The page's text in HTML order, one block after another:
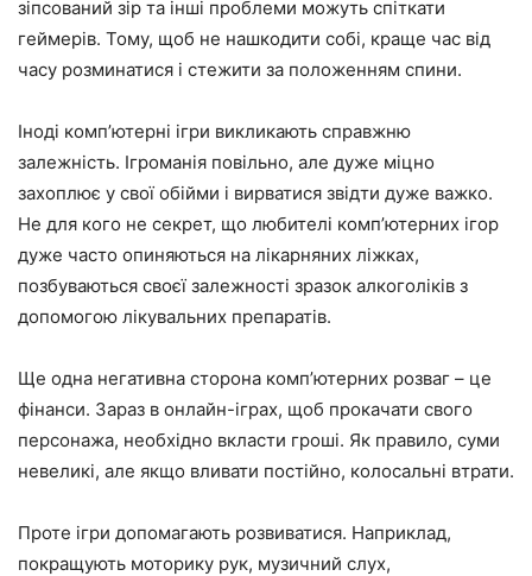
зіпсований зір та інші проблеми можуть спіткати
геймерів. Тому, щоб не нашкодити собі, краще час від
часу розминатися і стежити за положенням спини.
Іноді комп’ютерні ігри викликають справжню
залежність. Ігроманія повільно, але дуже міцно
захоплює у свої обійми і вирватися звідти дуже важко.
Не для кого не секрет, що любителі комп’ютерних ігор
дуже часто опиняються на лікарняних ліжках,
позбуваються своєї залежності зразок алкоголіків з
допомогою лікувальних препаратів.
Ще одна негативна сторона комп’ютерних розваг – це
фінанси. Зараз в онлайн-іграх, щоб прокачати свого
персонажа, необхідно вкласти гроші. Як правило, суми
невеликі, але якщо вливати постійно, колосальні втрати.
Проте ігри допомагають розвиватися. Наприклад,
покращують моторику рук, музичний слух,